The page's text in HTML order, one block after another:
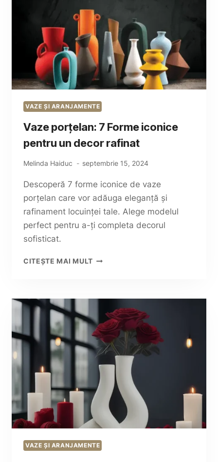
VAZE ȘI ARANJAMENTE
Vaze porțelan: 7 Forme iconice
pentru un decor rafinat
Melinda Haiduc septembrie 15, 2024
Descoperă 7 forme iconice de vaze
porțelan care vor adăuga eleganță și
rafinament locuinței tale. Alege modelul
perfect pentru a-ți completa decorul
sofisticat.
CITEȘTE MAI MULTVAZE
PENTRU
UN
DECOR
RAFINAT
VAZE ȘI ARANJAMENTE